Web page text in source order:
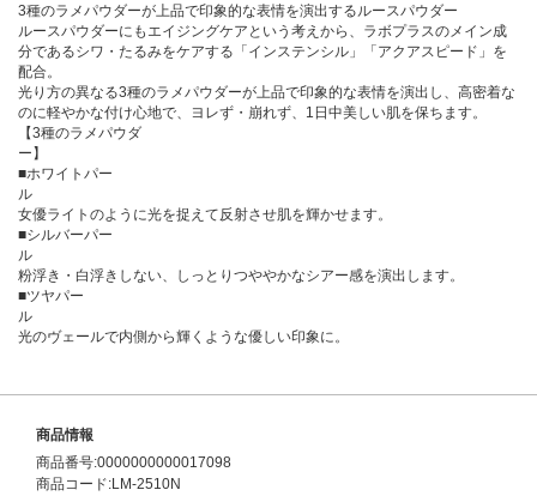
3種のラメパウダーが上品で印象的な表情を演出するルースパウダー
ルースパウダーにもエイジングケアという考えから、ラボプラスのメイン成
分であるシワ・たるみをケアする「インステンシル」「アクアスピード」を
配合。
光り方の異なる3種のラメパウダーが上品で印象的な表情を演出し、高密着な
のに軽やかな付け心地で、ヨレず・崩れず、1日中美しい肌を保ちます。
【3種のラメパウダ
ー
■ホワイトパー
女優ライトのように光を捉えて反射させ肌を輝かせます。
■シルバーパー
粉浮き・白浮きしない、しっとりつややかなシアー感を演出します。
■ツヤパー
光のヴェールで内側から輝くような優しい印象に。
商品情報
商品番号:0000000000017098
商品コード:LM-2510N